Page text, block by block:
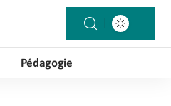
Pédagogie